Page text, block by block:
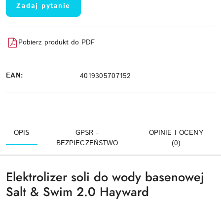
Zadaj pytanie
Pobierz produkt do PDF
EAN: 4019305707152
OPIS
GPSR -
BEZPIECZEŃSTWO
OPINIE I OCENY
(0)
Elektrolizer soli do wody basenowej
Salt & Swim 2.0 Hayward